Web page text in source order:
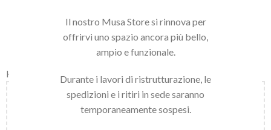
Il nostro Musa Store si rinnova per
offrirvi uno spazio ancora più bello,
ampio e funzionale.
Durante i lavori di ristrutturazione, le
spedizioni e i ritiri in sede saranno
temporaneamente sospesi.
Home LINEA NAILS / NAIL ART E ACCESSORI ART DECOR
150,00€al carrello e ottieni la spedizione